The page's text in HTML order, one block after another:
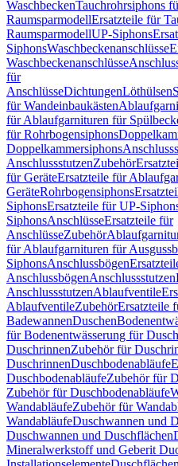
WaschbeckenTauchrohrsiphons
RaumsparmodellErsatzteile für
RaumsparmodellUP-Siphons
SiphonsWaschbeckenanschlüsse
Waschbeckenanschlüsse
für
AnschlüsseDichtungenLöthülsen
für Wandeinbaukästen
für Ablaufgarnituren für
für Rohrbogensiphons
Doppelkammersiphons
AnschlussstutzenZubehör
für GeräteErsatzteile für
GeräteRohrbogensiphons
SiphonsErsatzteile für UP-
SiphonsAnschlüsseErsatzteile für
AnschlüsseZubehör
für Ablaufgarnituren für
SiphonsAnschlussbögen
AnschlussbögenAnschlussstutzen
AnschlussstutzenAblaufventile
AblaufventileZubehörErsatzteile
BadewannenDuschen
für Bodenentwässerung für
DuschrinnenZubehör für
DuschrinnenDuschbodenabläufe
DuschbodenabläufeZubehör für
Zubehör für Duschbodenabläufe
WandabläufeZubehör für
WandabläufeDuschwannen und
Duschwannen und Duschflächen
Mineralwerkstoff und Geberit